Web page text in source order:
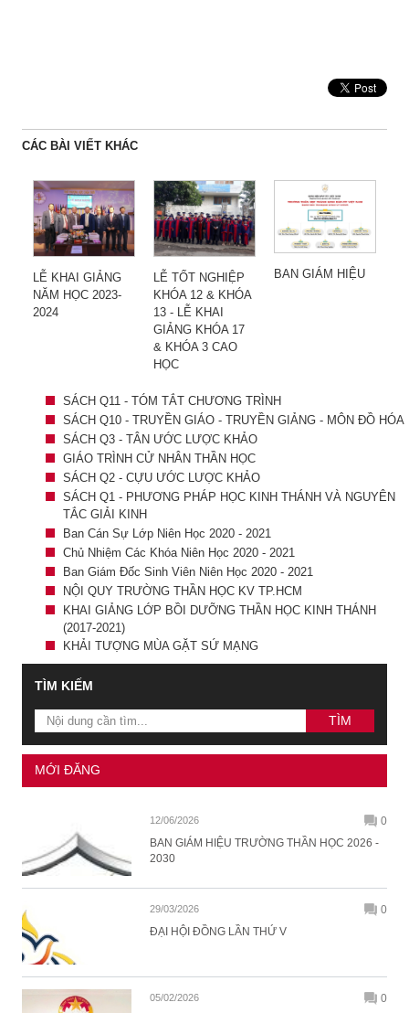
CÁC BÀI VIẾT KHÁC
LỄ KHAI GIẢNG
NĂM HỌC 2023-
2024
LỄ TỐT NGHIỆP
KHÓA 12 & KHÓA
13 - LỄ KHAI
GIẢNG KHÓA 17
& KHÓA 3 CAO
HỌC
BAN GIÁM HIỆU
SÁCH Q11 - TÓM TẮT CHƯƠNG TRÌNH
SÁCH Q10 - TRUYỀN GIÁO - TRUYỀN GIẢNG - MÔN ĐỒ HÓA
SÁCH Q3 - TÂN ƯỚC LƯỢC KHẢO
GIÁO TRÌNH CỬ NHÂN THẦN HỌC
SÁCH Q2 - CỰU ƯỚC LƯỢC KHẢO
SÁCH Q1 - PHƯƠNG PHÁP HỌC KINH THÁNH VÀ NGUYÊN
TẮC GIẢI KINH
Ban Cán Sự Lớp Niên Học 2020 - 2021
Chủ Nhiệm Các Khóa Niên Học 2020 - 2021
Ban Giám Đốc Sinh Viên Niên Học 2020 - 2021
NỘI QUY TRƯỜNG THẦN HỌC KV TP.HCM
KHAI GIẢNG LỚP BỒI DƯỠNG THẦN HỌC KINH THÁNH
(2017-2021)
KHẢI TƯỢNG MÙA GẶT SỨ MẠNG
TÌM KIẾM
MỚI ĐĂNG
12/06/2026
0
BAN GIÁM HIỆU TRƯỜNG THẦN HỌC 2026 -
2030
29/03/2026
0
ĐẠI HỘI ĐỒNG LẦN THỨ V
05/02/2026
0